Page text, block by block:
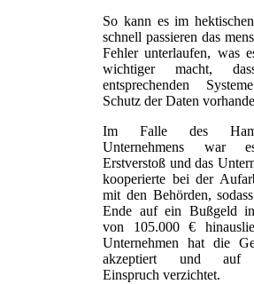
So kann es im
schnell passieren das
Fehler unterlaufen, was
wichtiger macht,
entsprechenden
Schutz der Daten
Im Falle des
Unternehmens war
Erstverstoß und das
kooperierte bei der
mit den Behörden,
Ende auf ein Bußgeld
von 105.000 €
Unternehmen hat die
akzeptiert und auf
Einspruch verzichtet.